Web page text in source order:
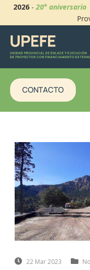
2026-20° aniversario
CONTACTO
22 Mar 2023